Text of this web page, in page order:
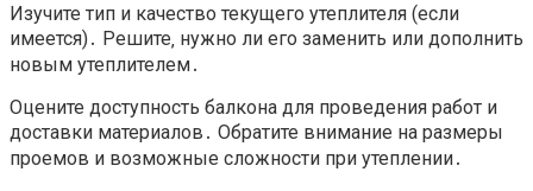
Изучите тип и качество текущего утеплителя (если
имеется)․ Решите‚ нужно ли его заменить или дополнить
новым утеплителем․
Оцените доступность балкона для проведения работ и
доставки материалов․ Обратите внимание на размеры
проемов и возможные сложности при утеплении․